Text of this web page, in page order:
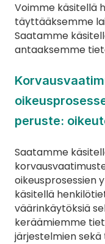
Voimme käsitellä
täyttääksemme
Saatamme
antaaksemme
peruste:
Saatamme
oikeusprosessien
käsitellä
väärinkäytöksiä
keräämiemme
järjestelmien